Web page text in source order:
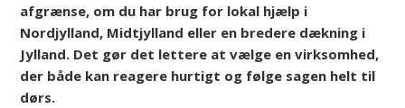
afgrænse, om du har brug for lokal hjælp i
Nordjylland, Midtjylland eller en bredere dækning i
Jylland. Det gør det lettere at vælge en virksomhed,
der både kan reagere hurtigt og følge sagen helt til
dørs.